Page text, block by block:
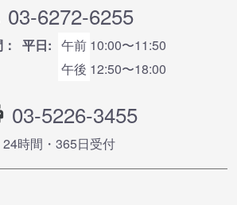
03-6272-6255
平日: 午前 10:00〜11:50
午後 12:50〜18:00
03-5226-3455
24時間・365⽇受付